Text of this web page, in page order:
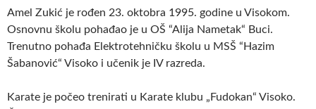
Amel Zukić je rođen 23. oktobra 1995. godine u Visokom.
Osnovnu školu pohađao je u OŠ “Alija Nametak“ Buci.
Trenutno pohađa Elektrotehničku školu u MSŠ “Hazim
Šabanović“ Visoko i učenik je IV razreda.
Karate je počeo trenirati u Karate klubu „Fudokan“ Visoko.